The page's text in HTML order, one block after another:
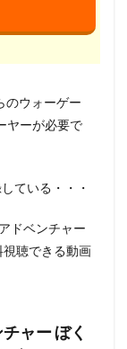
のウォーゲー
ヤーが必要で
ている・・・
ドベンチャー
聴できる動画
ャー ぼく